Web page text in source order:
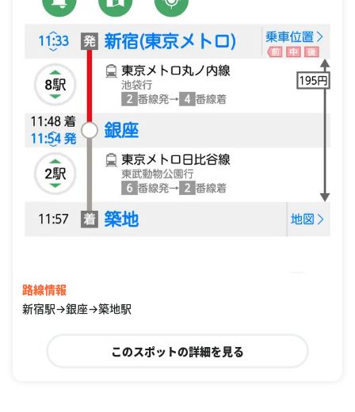
路線情報
新宿駅→銀座→築地駅
このスポットの詳細を見る